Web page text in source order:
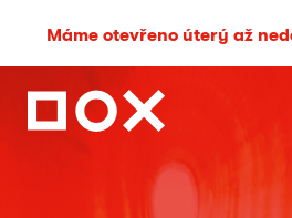
Máme otevřeno úterý až